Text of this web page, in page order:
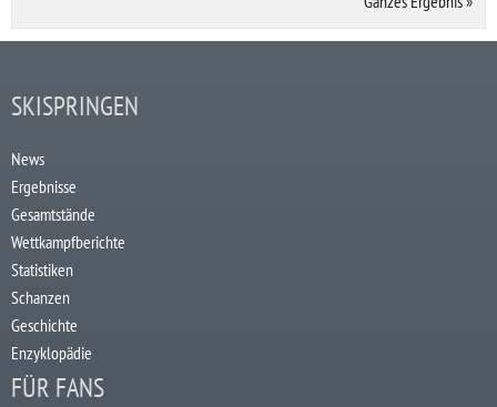
SKISPRINGEN
News
Ergebnisse
Gesamtstände
Wettkampfberichte
Statistiken
Schanzen
Geschichte
Enzyklopädie
FÜR FANS